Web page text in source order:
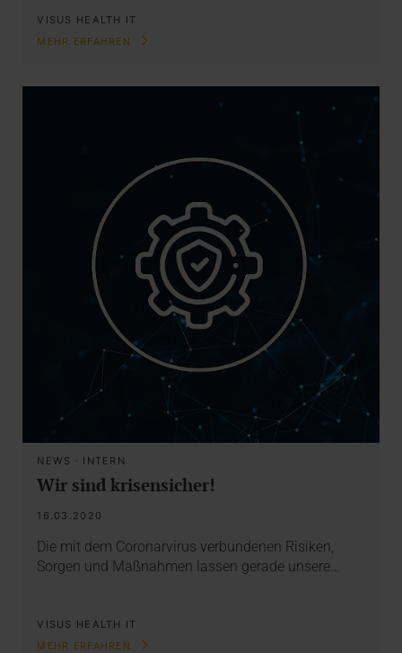
VISUS HEALTH IT
MEHR ERFAHREN
NEWS · INTERN
Wir sind krisensicher!
16.03.2020
Die mit dem Coronarvirus verbundenen Risiken,
Sorgen und Maßnahmen lassen gerade unsere…
VISUS HEALTH IT
MEHR ERFAHREN